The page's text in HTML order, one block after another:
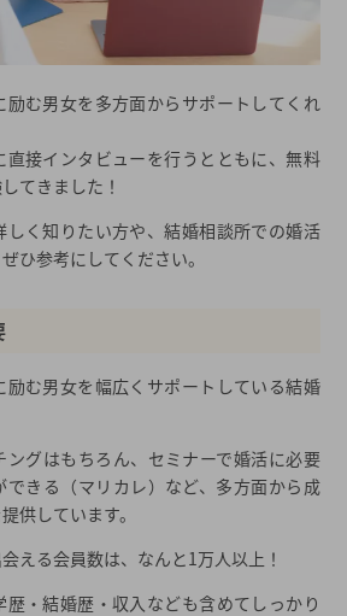
ペーン
所を探す
婚相談所を探す
む男女を多方面からサポートしてくれ
接インタビューを行うとともに、無料
てきました！
しく知りたい方や、結婚相談所での婚活
ひ参考にしてください。
励む男女を幅広くサポートしている結婚
グはもちろん、セミナーで婚活に必要
できる（マリカレ）など、多方面から成
供しています。
える会員数は、なんと1万人以上！
・結婚歴・収入なども含めてしっかり